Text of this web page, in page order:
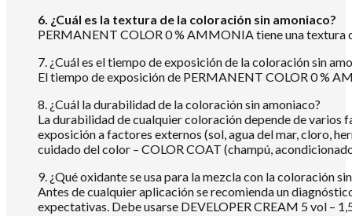
6. ¿Cuál es la textura de la coloración sin amoniaco?
PERMANENT COLOR 0 % AMMONIA tiene una textura
7. ¿Cuál es el tiempo de exposición de la coloración sin
El tiempo de exposición de PERMANENT COLOR 0 %
8. ¿Cuál la durabilidad de la coloración sin amoniaco?
La durabilidad de cualquier coloración depende de
exposición a factores externos (sol, agua del mar, cloro,
cuidado del color – COLOR COAT (champú,
9. ¿Qué oxidante se usa para la mezcla con la coloración
Antes de cualquier aplicación se recomienda un
expectativas. Debe usarse DEVELOPER CREAM 5 vol –